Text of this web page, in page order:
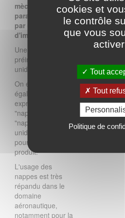
mèches,
parallèles, et liés
par un système
d'imprégnation.
Une nappe est un
préimprégné
unidirectionnel.
On emploie
également les
expressions
"nappe UD" et
"nappe
unidirectionnelle"
pour désigner ce
produit.
L'usage des
nappes est très
répandu dans le
domaine
aéronautique,
notamment pour la
cookies et
le contrôle
que vous
activer
Tout
Tout
Politique de